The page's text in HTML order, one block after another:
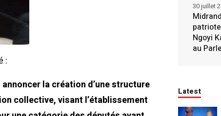
:
la création d’une structure
collective, visant l’établissement
Ngoyi
au
30 juillet
Latest